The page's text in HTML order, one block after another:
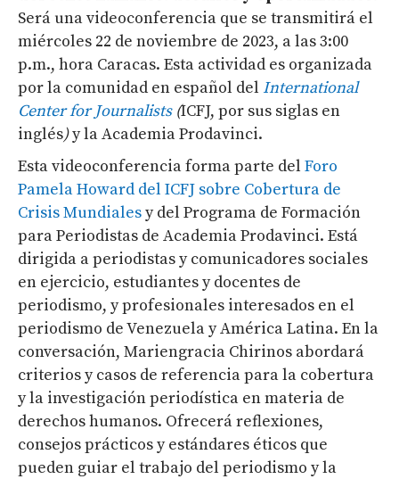
Será una videoconferencia que se transmitirá el
miércoles 22 de noviembre de 2023, a las 3:00
p.m., hora Caracas. Esta actividad es organizada
por la comunidad en español del International
Center for Journalists(ICFJ, por sus siglas en
inglés)y la Academia Prodavinci.
Esta videoconferencia forma parte del Foro
Pamela Howard del ICFJ sobre Cobertura de
Crisis Mundialesy del Programa de Formación
para Periodistas de Academia Prodavinci. Está
dirigida a periodistas y comunicadores sociales
en ejercicio, estudiantes y docentes de
periodismo, y profesionales interesados en el
periodismo de Venezuela y América Latina. En la
conversación, Mariengracia Chirinos abordará
criterios y casos de referencia para la cobertura
y la investigación periodística en materia de
derechos humanos. Ofrecerá reflexiones,
consejos prácticos y estándares éticos que
pueden guiar el trabajo del periodismo y la